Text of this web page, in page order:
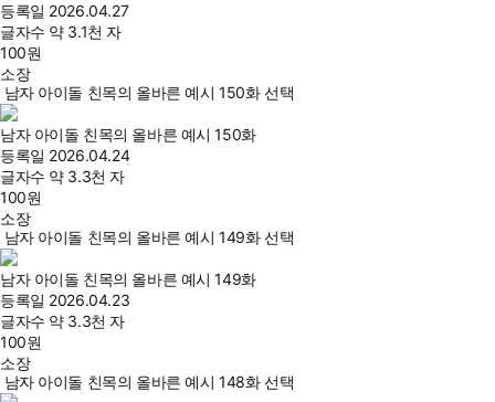
등록일 2026.04.27
글자수 약 3.1천 자
100원
소장
남자 아이돌 친목의 올바른 예시 150화 선택
남자 아이돌 친목의 올바른 예시 150화
등록일 2026.04.24
글자수 약 3.3천 자
100원
소장
남자 아이돌 친목의 올바른 예시 149화 선택
남자 아이돌 친목의 올바른 예시 149화
등록일 2026.04.23
글자수 약 3.3천 자
100원
소장
남자 아이돌 친목의 올바른 예시 148화 선택